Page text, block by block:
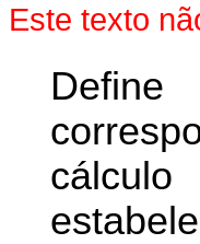
Este texto